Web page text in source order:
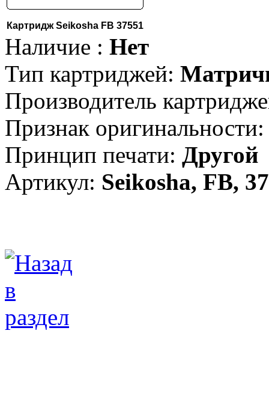
Картридж Seikosha FB 37551
Наличие : Нет
Тип картриджей:
Производитель
Признак оригинальности:
Принцип печати: Другой
Артикул: Seikosha, FB,